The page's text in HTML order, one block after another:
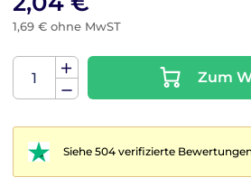
1,69 € ohne MwST
Zum
Siehe 504 verifizierte